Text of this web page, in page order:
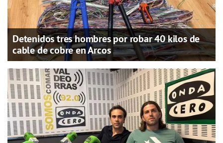
Detenidos tres hombres por robar 40 kilos de
cable de cobre en Arcos